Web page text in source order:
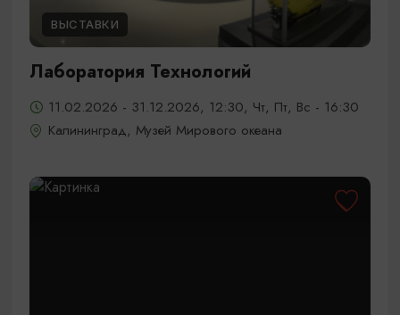
ВЫСТАВКИ
Лаборатория Технологий
11.02.2026 - 31.12.2026, 12:30, Чт, Пт, Вс - 16:30
Калининград, Музей Мирового океана